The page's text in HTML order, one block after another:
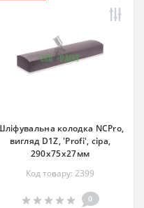
колодка NCPro,
вигляд D1Z, 'Profi', сіра,
290х75х27мм
Код товару: 2399
0